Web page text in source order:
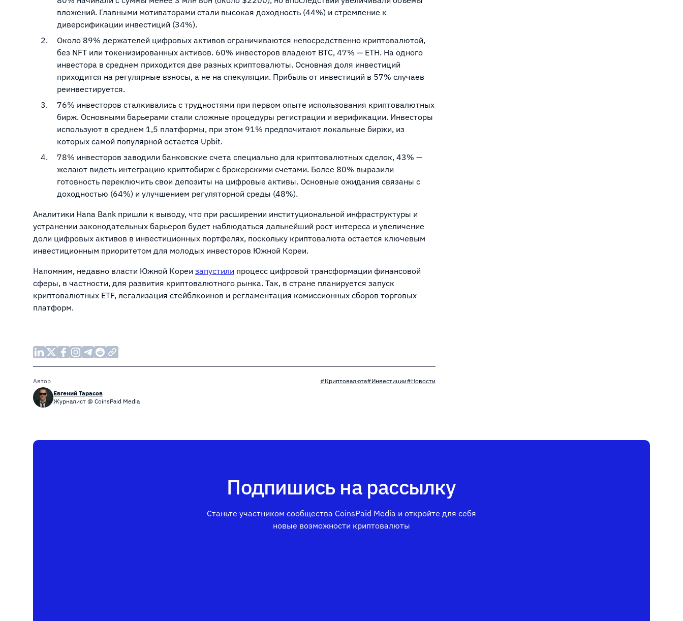
вложений. Главными мотиваторами стали высокая доходность (44%) и стремление к
диверсификации инвестиций (34%).
Около 89% держателей цифровых активов ограничиваются непосредственно криптовалютой,
без NFT или токенизированных активов. 60% инвесторов владеют BTC, 47% — ETH. На одного
инвестора в среднем приходится две разных криптовалюты. Основная доля инвестиций
приходится на регулярные взносы, а не на спекуляции. Прибыль от инвестиций в 57% случаев
реинвестируется.
76% инвесторов сталкивались с трудностями при первом опыте использования криптовалютных
бирж. Основными барьерами стали сложные процедуры регистрации и верификации. Инвесторы
используют в среднем 1,5 платформы, при этом 91% предпочитают локальные биржи, из
которых самой популярной остается Upbit.
78% инвесторов заводили банковские счета специально для криптовалютных сделок, 43% —
желают видеть интеграцию криптобирж с брокерскими счетами. Более 80% выразили
готовность переключить свои депозиты на цифровые активы. Основные ожидания связаны с
доходностью (64%) и улучшением регуляторной среды (48%).
Аналитики Hana Bank пришли к выводу, что при расширении институциональной инфраструктуры и
устранении законодательных барьеров будет наблюдаться дальнейший рост интереса и увеличение
доли цифровых активов в инвестиционных портфелях, поскольку криптовалюта остается ключевым
инвестиционным приоритетом для молодых инвесторов Южной Кореи.
Напомним, недавно власти Южной Кореи запустили процесс цифровой трансформации финансовой
сферы, в частности, для развития криптовалютного рынка. Так, в стране планируется запуск
криптовалютных ETF, легализация стейблкоинов и регламентация комиссионных сборов торговых
платформ.
Автор
Евгений Тарасов
Журналист @ CoinsPaid Media
#Криптовалюта#Инвестиции#Новости
Подпишись на рассылку
Станьте участником сообщества CoinsPaid Media и откройте для себя
новые возможности криптовалюты